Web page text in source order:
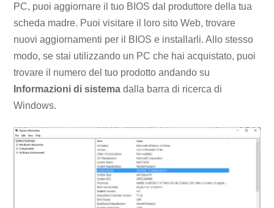
PC, puoi aggiornare il tuo BIOS dal produttore della tua
scheda madre. Puoi visitare il loro sito Web, trovare
nuovi aggiornamenti per il BIOS e installarli. Allo stesso
modo, se stai utilizzando un PC che hai acquistato, puoi
trovare il numero del tuo prodotto andando su
Informazioni di sistema dalla barra di ricerca di
Windows.